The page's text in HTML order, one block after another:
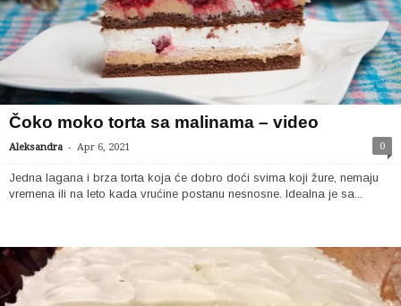
Čoko moko torta sa malinama – video
Aleksandra - Apr 6, 2021 0
Jedna lagana i brza torta koja će dobro doći svima koji žure, nemaju
vremena ili na leto kada vrućine postanu nesnosne. Idealna je sa...